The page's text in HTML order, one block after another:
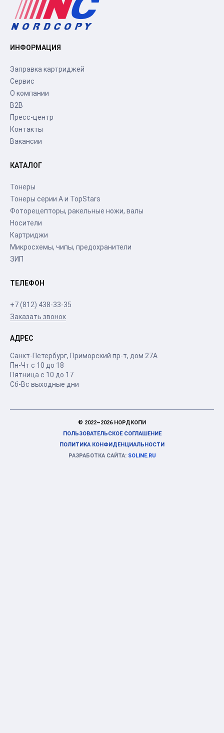
ИНФОРМАЦИЯ
Заправка картриджей
Сервис
О компании
B2B
Пресс-центр
Контакты
Вакансии
КАТАЛОГ
Тонеры
Тонеры серии А и TopStars
Фоторецепторы, ракельные ножи, валы
Носители
Картриджи
Микросхемы, чипы, предохранители
ЗИП
ТЕЛЕФОН
+7 (812) 438-33-35
Заказать звонок
АДРЕС
Санкт-Петербург, Приморский пр-т, дом 27А
Пн-Чт с 10 до 18
Пятница с 10 до 17
Сб-Вс выходные дни
© 2022–2026 НОРДКОПИ
ПОЛЬЗОВАТЕЛЬСКОЕ СОГЛАШЕНИЕ
ПОЛИТИКА КОНФИДЕНЦИАЛЬНОСТИ
РАЗРАБОТКА САЙТА:SOLINE.RU